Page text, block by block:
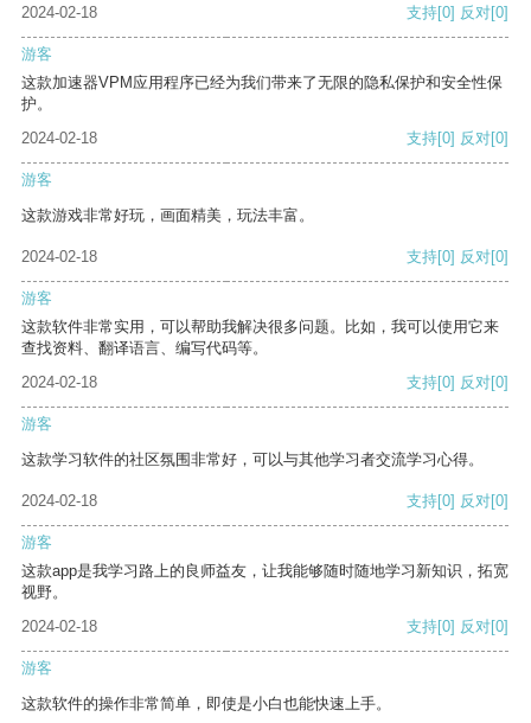
2024-02-18 支持[0] 反对[0]
游客
这款加速器VPM应用程序已经为我们带来了无限的隐私保护和安全性保
护。
2024-02-18
支持[0] 反对[0]
游客
这款游戏非常好玩，画面精美，玩法丰富。
2024-02-18 支持[0] 反对[0]
游客
这款软件非常实用，可以帮助我解决很多问题。比如，我可以使用它来
查找资料、翻译语言、编写代码等。
2024-02-18
支持[0] 反对[0]
游客
这款学习软件的社区氛围非常好，可以与其他学习者交流学习心得。
2024-02-18 支持[0] 反对[0]
游客
这款app是我学习路上的良师益友，让我能够随时随地学习新知识，拓宽
视野。
2024-02-18
支持[0] 反对[0]
游客
这款软件的操作非常简单，即使是小白也能快速上手。